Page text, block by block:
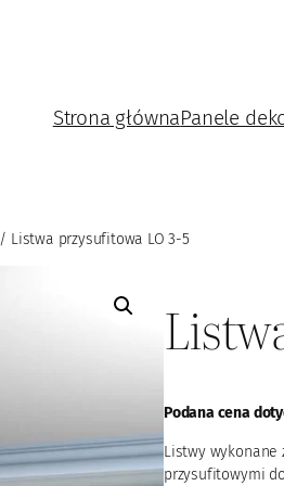
Strona głównaPanele
/ Listwa przysufitowa LO 3-5
Podana cena
Listwy wykonane
przysufitowymi